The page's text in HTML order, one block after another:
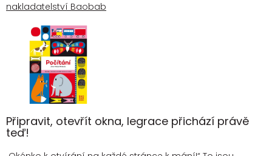
nakladatelství Baobab
Připravit, otevřít okna, legrace přichází právě
teď!